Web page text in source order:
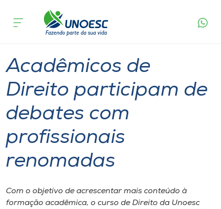
Cursos
Pesquisa
Atendimento ao Estudante
Portal de Ensino
acontece
Acadêmicos de
Direito participam de
debates com
profissionais
renomadas
Com o objetivo de acrescentar mais conteúdo à
formação acadêmica, o curso de Direito da Unoesc